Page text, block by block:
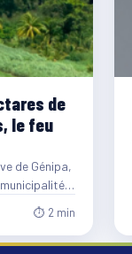
de
le feu
de Génipa,
⏱ 2 min